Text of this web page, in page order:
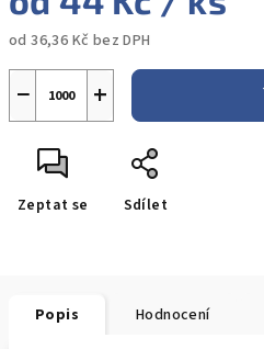
od36,36 Kč bez DPH
+
−
Zeptat se Sdílet
Popis Hodnocení